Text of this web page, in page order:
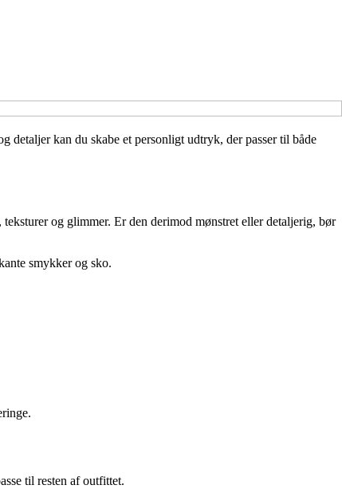
detaljer kan du skabe et personligt udtryk, der passer til både
og glimmer. Er den derimod mønstret eller detaljerig, bør
smykker og sko.
til resten af outfittet.